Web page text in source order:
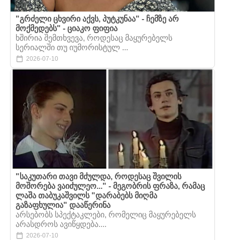
"გრძელი ცხვირი აქვს, პუტკუნაა" - ჩემზე არ
მოქმედებს" - ციაკო ფიფია
ხშირია შემთხვევა, როდესაც მაყურებელს
სერიალში თუ იუმორისტულ ...
2026-07-10
"საკუთარი თავი მძულდა, როდესაც შვილის
მოშორება ვაიძულეო..." - მეგობრის ფრაზა, რამაც
ლაშა თაბუკაშვილს "დარაბებს მიღმა
გაზაფხულია" დააწერინა
არსებობს სპექტაკლები, რომელიც მაყურებელს
არასდროს ავიწყდება....
2026-07-10